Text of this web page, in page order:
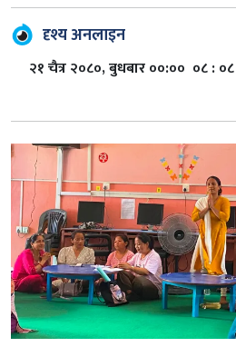
दृश्य अनलाइन
२१ चैत्र २०८०, बुधबार ००:०० ०८ :